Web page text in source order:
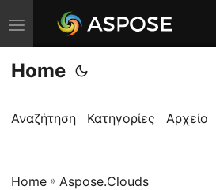
Ε
ν
α
λ
ή
Home
Αναζήτηση Κατηγορίες Αρχείο
Home » Aspose.Clouds